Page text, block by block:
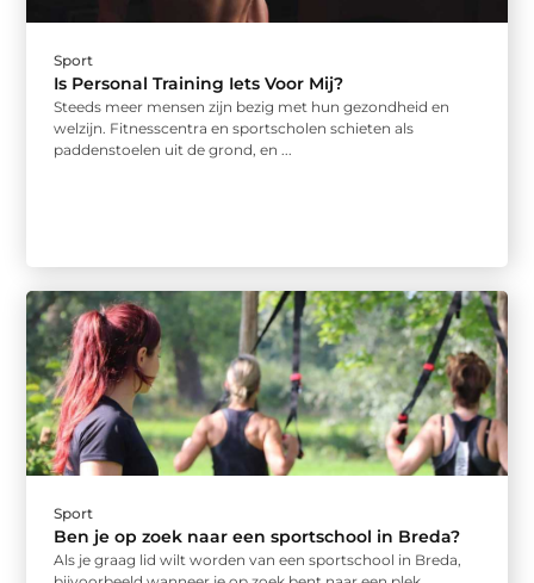
Sport
Is Personal Training Iets Voor Mij?
Steeds meer mensen zijn bezig met hun gezondheid en
welzijn. Fitnesscentra en sportscholen schieten als
paddenstoelen uit de grond, en ...
Sport
Ben je op zoek naar een sportschool in Breda?
Als je graag lid wilt worden van een sportschool in Breda,